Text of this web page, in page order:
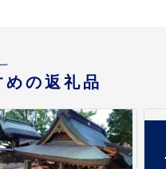
の返礼品